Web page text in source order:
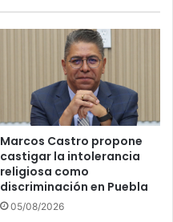
Marcos Castro propone
castigar la intolerancia
religiosa como
discriminación en Puebla
05/08/2026